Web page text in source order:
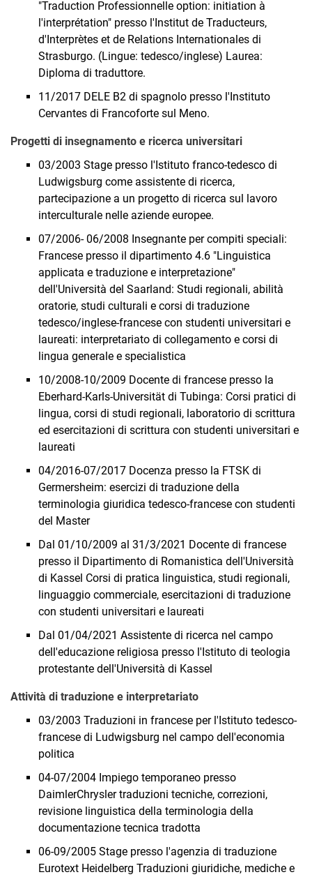
"Traduction Professionnelle option: initiation à
l'interprétation" presso l'Institut de Traducteurs,
d'Interprètes et de Relations Internationales di
Strasburgo. (Lingue: tedesco/inglese) Laurea:
Diploma di traduttore.
11/2017 DELE B2 di spagnolo presso l'Instituto
Cervantes di Francoforte sul Meno.
Progetti di insegnamento e ricerca universitari
03/2003 Stage presso l'Istituto franco-tedesco di
Ludwigsburg come assistente di ricerca,
partecipazione a un progetto di ricerca sul lavoro
interculturale nelle aziende europee.
07/2006- 06/2008 Insegnante per compiti speciali:
Francese presso il dipartimento 4.6 "Linguistica
applicata e traduzione e interpretazione"
dell'Università del Saarland: Studi regionali, abilità
oratorie, studi culturali e corsi di traduzione
tedesco/inglese-francese con studenti universitari e
laureati: interpretariato di collegamento e corsi di
lingua generale e specialistica
10/2008-10/2009 Docente di francese presso la
Eberhard-Karls-Universität di Tubinga: Corsi pratici di
lingua, corsi di studi regionali, laboratorio di scrittura
ed esercitazioni di scrittura con studenti universitari e
laureati
04/2016-07/2017 Docenza presso la FTSK di
Germersheim: esercizi di traduzione della
terminologia giuridica tedesco-francese con studenti
del Master
Dal 01/10/2009 al 31/3/2021 Docente di francese
presso il Dipartimento di Romanistica dell'Università
di Kassel Corsi di pratica linguistica, studi regionali,
linguaggio commerciale, esercitazioni di traduzione
con studenti universitari e laureati
Dal 01/04/2021 Assistente di ricerca nel campo
dell'educazione religiosa presso l'Istituto di teologia
protestante dell'Università di Kassel
Attività di traduzione e interpretariato
03/2003 Traduzioni in francese per l'Istituto tedesco-
francese di Ludwigsburg nel campo dell'economia
politica
04-07/2004 Impiego temporaneo presso
DaimlerChrysler traduzioni tecniche, correzioni,
revisione linguistica della terminologia della
documentazione tecnica tradotta
06-09/2005 Stage presso l'agenzia di traduzione
Eurotext Heidelberg Traduzioni giuridiche, mediche e